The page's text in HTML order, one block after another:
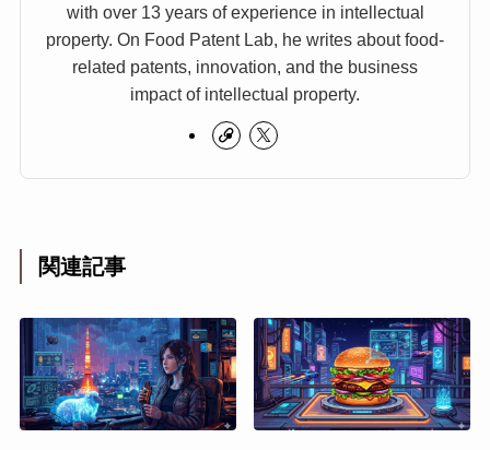
with over 13 years of experience in intellectual
property. On Food Patent Lab, he writes about food-
related patents, innovation, and the business
impact of intellectual property.
関連記事